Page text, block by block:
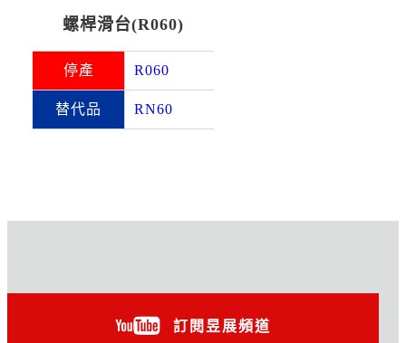
螺桿滑台(R060)
停產 R060
替代品 RN60
訂閱昱展頻道